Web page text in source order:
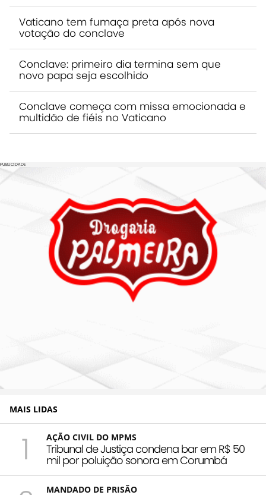
Vaticano tem fumaça preta após nova
votação do conclave
Conclave: primeiro dia termina sem que
novo papa seja escolhido
Conclave começa com missa emocionada e
multidão de fiéis no Vaticano
PUBLICIDADE
MAIS LIDAS
1 AÇÃO CIVIL DO MPMS
Tribunal de Justiça condena bar em R$ 50
mil por poluição sonora em Corumbá
MANDADO DE PRISÃO